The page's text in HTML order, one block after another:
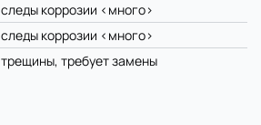
следы коррозии <много>
следы коррозии <много>
трещины, требует замены